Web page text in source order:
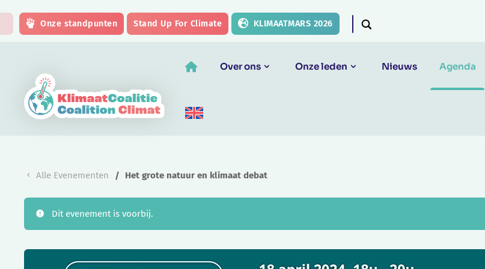
Onze standpunten Stand Up For Climate KLIMAATMARS 2026
Over ons Onze leden Nieuws Agenda
Alle Evenementen Het grote natuur en klimaat debat
Dit evenement is voorbij.